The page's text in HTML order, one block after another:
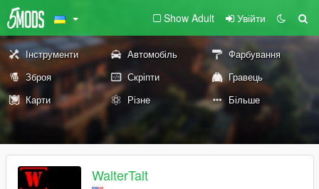
Show Adult Увійти
Інструменти Автомобіль
Фарбування
Зброя
Скріпти
Гравець
Карти
Різне Більше
WalterTalt